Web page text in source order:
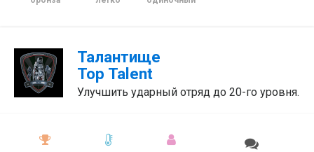
Талантище
Top Talent
Улучшить ударный отряд до 20-го уровня.